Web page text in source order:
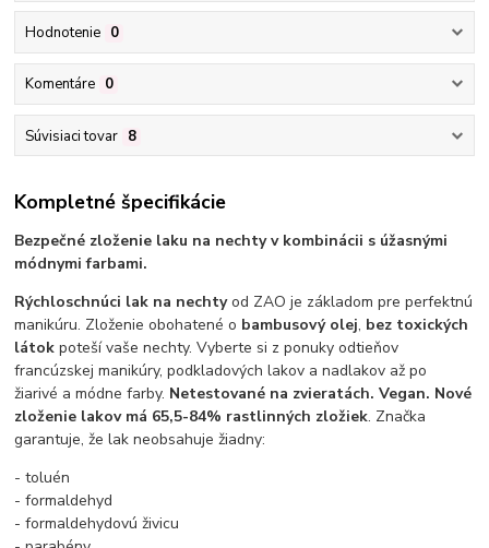
Hodnotenie 0
Komentáre 0
Súvisiaci tovar 8
Kompletné špecifikácie
Bezpečné zloženie laku na nechty v kombinácii s úžasnými
módnymi farbami.
Rýchloschnúci lak na nechtyod ZAO je základom pre perfektnú
manikúru. Zloženie obohatené o bambusový olej, bez toxických
látok poteší vaše nechty. Vyberte si z ponuky odtieňov
francúzskej manikúry, podkladových lakov a nadlakov až po
žiarivé a módne farby. Netestované na zvieratách. Vegan. Nové
zloženie lakov má 65,5-84% rastlinných zložiek. Značka
garantuje, že lak neobsahuje žiadny:
- toluén
- formaldehyd
- formaldehydovú živicu